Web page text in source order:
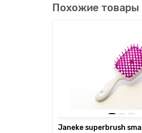
Похожие товары
Janeke superbrush small